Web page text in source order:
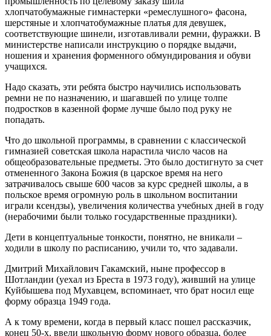
хлопчатобумажные гимнастерки «ремеслушного» фасона,
шерстяные и хлопчатобумажные платья для девушек,
соответствующие шинели, изготавливали ремни, фуражки. В
министерстве написали инструкцию о порядке выдачи,
ношения и хранения форменного обмундирования и обуви
учащихся.
Надо сказать, эти ребята быстро научились использовать
ремни не по назначению, и шагавшей по улице толпе
подростков в казенной форме лучше было под руку не
попадать.
Что до школьной программы, в сравнении с классической
гимназией советская школа нарастила число часов на
общеобразовательные предметы. Это было достигнуто за счет
отмененного Закона Божия (в царское время на него
затрачивалось свыше 600 часов за курс средней школы, а в
польское время огромную роль в школьном воспитании
играли ксендзы), увеличения количества учебных дней в году
(нерабочими были только государственные праздники).
Дети в концептуальные тонкости, понятно, не вникали –
ходили в школу по расписанию, учили то, что задавали.
Дмитрий Михайлович Гакамский, ныне профессор в
Шотландии (уехал из Бреста в 1973 году), живший на улице
Куйбышева под Мухавцем, вспоминает, что брат носил еще
форму образца 1949 года.
А к тому времени, когда в первый класс пошел рассказчик,
конец 50-х, ввели школьную форму нового образца, более